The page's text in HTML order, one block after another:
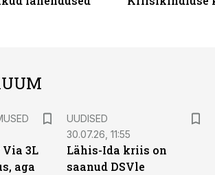
3L
aga
UUDISED
30.07.26, 11:55
Lähis-Ida kriis on
saanud DSVle